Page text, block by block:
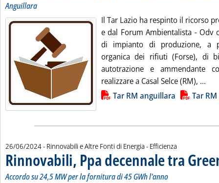
Anguillara
Il Tar Lazio ha respinto il ricorso
e dal Forum Ambientalista - Odv
di impianto di produzione, a
organica dei rifiuti (Forse), di
autotrazione e ammendante
realizzare a Casal Selce (RM), ...
Lista allegati PDF alla notiziaTar RM anguillara Tar
26/06/2024- Rinnovabili e Altre Fonti di Energia - Efficienza
Rinnovabili, Ppa decennale tra
Accordo su 24,5 MW per la fornitura di 45 GWh l'anno